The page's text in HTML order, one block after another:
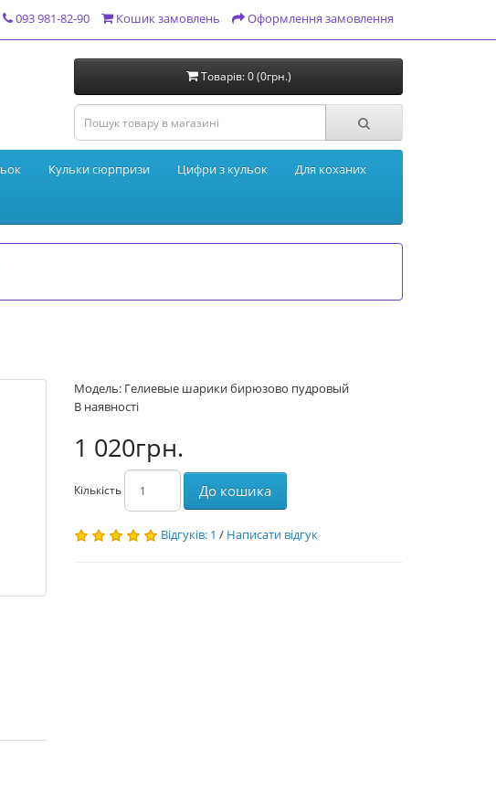
093 981-82-90 Кошик замовлень Оформлення замовлення
Товарів: 0 (0грн.)
Кульки сюрпризи Цифри з кульок Для коханих
Модель: Гелиевые шарики бирюзово пудровый
В наявності
1 020грн.
Кількість До кошика
Відгуків: 1 / Написати відгук